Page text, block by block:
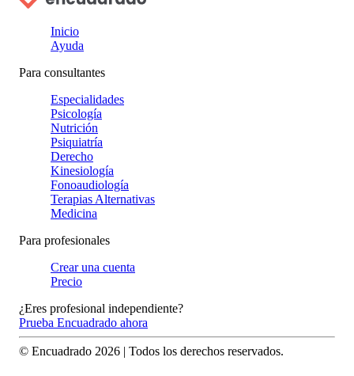
Inicio
Ayuda
Para consultantes
Especialidades
Psicología
Nutrición
Psiquiatría
Derecho
Kinesiología
Fonoaudiología
Terapias Alternativas
Medicina
Para profesionales
Crear una cuenta
Precio
¿Eres profesional independiente?
Prueba Encuadrado ahora
© Encuadrado 2026 | Todos los derechos reservados.